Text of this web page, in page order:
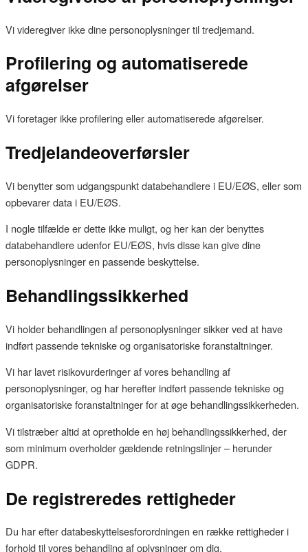
Vi videregiver ikke dine personoplysninger til tredjemand.
Profilering og automatiserede
afgørelser
Vi foretager ikke profilering eller automatiserede afgørelser.
Tredjelandeoverførsler
Vi benytter som udgangspunkt databehandlere i EU/EØS, eller som
opbevarer data i EU/EØS.
I nogle tilfælde er dette ikke muligt, og her kan der benyttes
databehandlere udenfor EU/EØS, hvis disse kan give dine
personoplysninger en passende beskyttelse.
Behandlingssikkerhed
Vi holder behandlingen af personoplysninger sikker ved at have
indført passende tekniske og organisatoriske foranstaltninger.
Vi har lavet risikovurderinger af vores behandling af
personoplysninger, og har herefter indført passende tekniske og
organisatoriske foranstaltninger for at øge behandlingssikkerheden.
Vi tilstræber altid at opretholde en høj behandlingssikkerhed, der
som minimum overholder gældende retningslinjer – herunder
GDPR.
De registreredes rettigheder
Du har efter databeskyttelsesforordningen en række rettigheder i
forhold til vores behandling af oplysninger om dig.